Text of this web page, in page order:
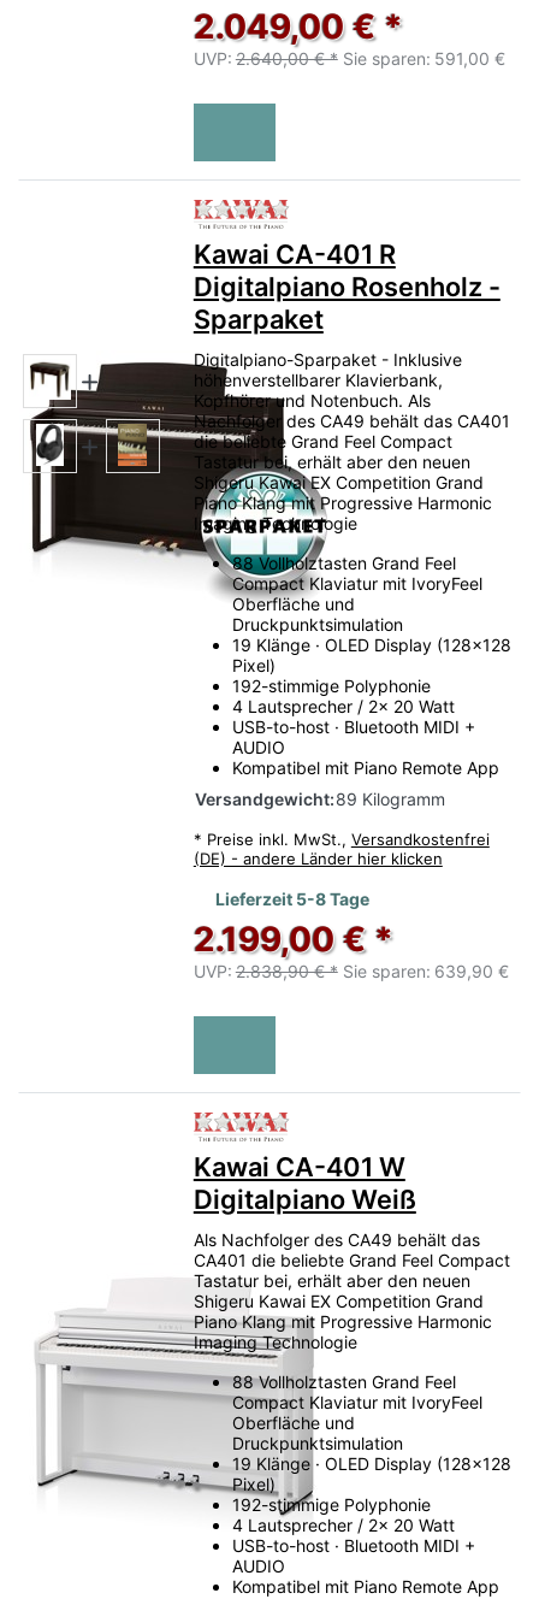
2.049,00 € *
UVP: 2.640,00 € * Sie sparen: 591,00 €
Zu diesem Produkt liegen
Kawai CA-401 R
Digitalpiano Rosenholz -
Sparpaket
Digitalpiano-Sparpaket - Inklusive
höhenverstellbarer Klavierbank,
Kopfhörer und Notenbuch. Als
Nachfolger des CA49 behält das CA401
die beliebte Grand Feel Compact
Tastatur bei, erhält aber den neuen
Shigeru Kawai EX Competition Grand
Piano Klang mit Progressive Harmonic
Imaging Technologie
88 Vollholztasten Grand Feel
Compact Klaviatur mit IvoryFeel
Oberfläche und
Druckpunktsimulation
19 Klänge · OLED Display (128x128
Pixel)
192-stimmige Polyphonie
4 Lautsprecher / 2x 20 Watt
USB-to-host · Bluetooth MIDI +
AUDIO
Kompatibel mit Piano Remote App
Versandgewicht:89 Kilogramm
* Preise inkl. MwSt., Versandkostenfrei
(DE) - andere Länder hier klicken
Lieferzeit 5-8 Tage
2.199,00 € *
UVP: 2.838,90 € * Sie sparen: 639,90 €
Zu diesem Produkt liegen
Kawai CA-401 W
Digitalpiano Weiß
Als Nachfolger des CA49 behält das
CA401 die beliebte Grand Feel Compact
Tastatur bei, erhält aber den neuen
Shigeru Kawai EX Competition Grand
Piano Klang mit Progressive Harmonic
Imaging Technologie
88 Vollholztasten Grand Feel
Compact Klaviatur mit IvoryFeel
Oberfläche und
Druckpunktsimulation
19 Klänge · OLED Display (128x128
Pixel)
192-stimmige Polyphonie
4 Lautsprecher / 2x 20 Watt
USB-to-host · Bluetooth MIDI +
AUDIO
Kompatibel mit Piano Remote App